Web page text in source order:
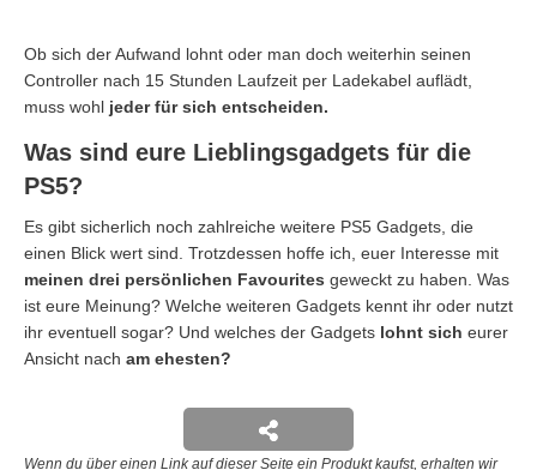
Ob sich der Aufwand lohnt oder man doch weiterhin seinen
Controller nach 15 Stunden Laufzeit per Ladekabel auflädt,
muss wohl jeder für sich entscheiden.
Was sind eure Lieblingsgadgets für die
PS5?
Es gibt sicherlich noch zahlreiche weitere PS5 Gadgets, die
einen Blick wert sind. Trotzdessen hoffe ich, euer Interesse mit
meinen drei persönlichen Favourites geweckt zu haben. Was
ist eure Meinung? Welche weiteren Gadgets kennt ihr oder nutzt
ihr eventuell sogar? Und welches der Gadgets lohnt sich eurer
Ansicht nach am ehesten?
Wenn du über einen Link auf dieser Seite ein Produkt kaufst, erhalten wir